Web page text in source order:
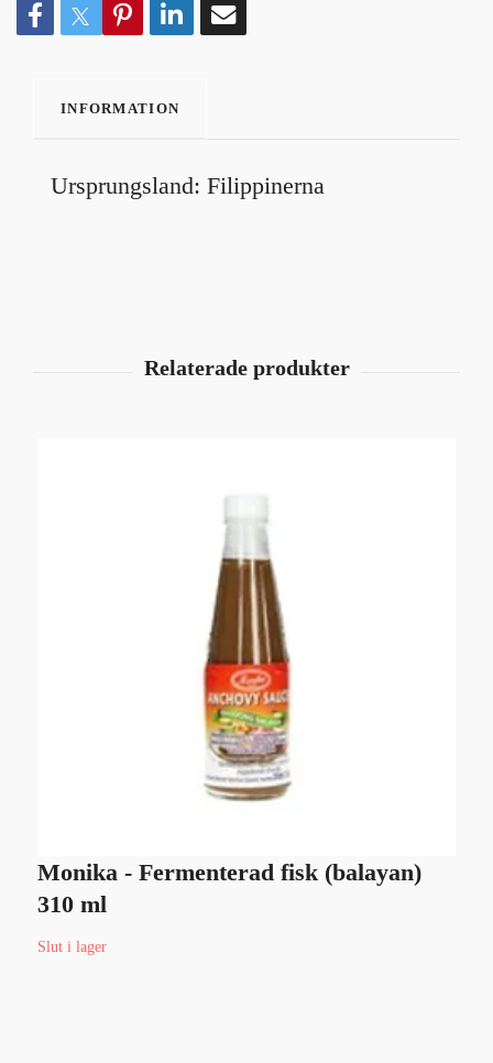
INFORMATION
Ursprungsland: Filippinerna
Monika - Fermenterad fisk (balayan)
310 ml
Slut i lager